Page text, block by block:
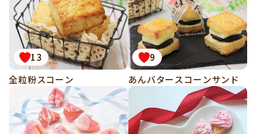
13
全粒粉スコーン
9
あんバタースコーンサンド